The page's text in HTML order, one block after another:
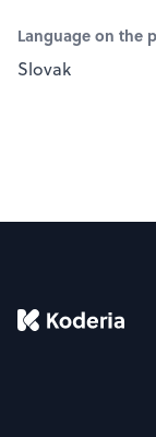
Language on the
Slovak